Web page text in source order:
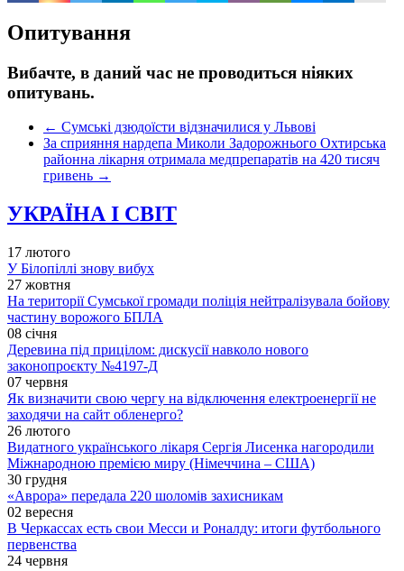
Опитування
Вибачте, в даний час не проводиться ніяких
опитувань.
← Сумські дзюдоїсти відзначилися у Львові
За сприяння нардепа Миколи Задорожнього Охтирська
районна лікарня отримала медпрепаратів на 420 тисяч
гривень →
УКРАЇНА І СВІТ
17 лютого
У Білопіллі знову вибух
27 жовтня
На території Сумської громади поліція нейтралізувала бойову
частину ворожого БПЛА
08 січня
Деревина під прицілом: дискусії навколо нового
законопроєкту №4197-Д
07 червня
Як визначити свою чергу на відключення електроенергії не
заходячи на сайт обленерго?
26 лютого
Видатного українського лікаря Сергія Лисенка нагородили
Міжнародною премією миру (Німеччина – США)
30 грудня
«Аврора» передала 220 шоломів захисникам
02 вересня
В Черкассах есть свои Месси и Роналду: итоги футбольного
первенства
24 червня